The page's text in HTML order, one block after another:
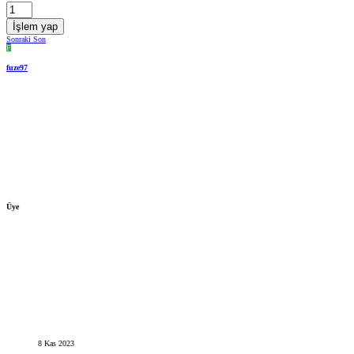
İşlem yap
Sonraki Son
F
fuze97
Üye
8 Kas 2023